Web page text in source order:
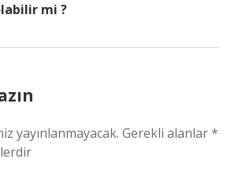
mi ?
yayınlanmayacak. Gerekli alanlar*